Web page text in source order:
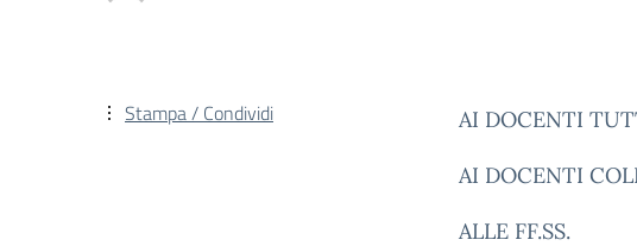
AI DOCENTI
AI DOCENTI
ALLE FF.SS.
Stampa / Condividi